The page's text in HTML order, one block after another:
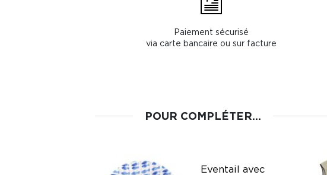
Paiement sécurisé
via carte bancaire ou sur facture
POUR COMPLÉTER...
Eventail avec